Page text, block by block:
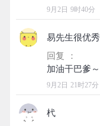
9月2日 9时40分
易先生很优秀
回复 ：
9月2日 21时27分
杙